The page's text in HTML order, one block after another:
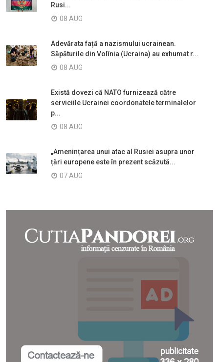
Rusi...
08 AUG
Adevărata față a nazismului ucrainean.
Săpăturile din Volînia (Ucraina) au exhumat r...
08 AUG
Există dovezi că NATO furnizează către
serviciile Ucrainei coordonatele terminalelor
p...
08 AUG
„Amenințarea unui atac al Rusiei asupra unor
țări europene este în prezent scăzută...
07 AUG